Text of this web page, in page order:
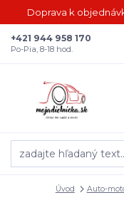
Doprava k
+421 944 958 170
Po-Pia, 8-18 hod.
Úvod Auto-